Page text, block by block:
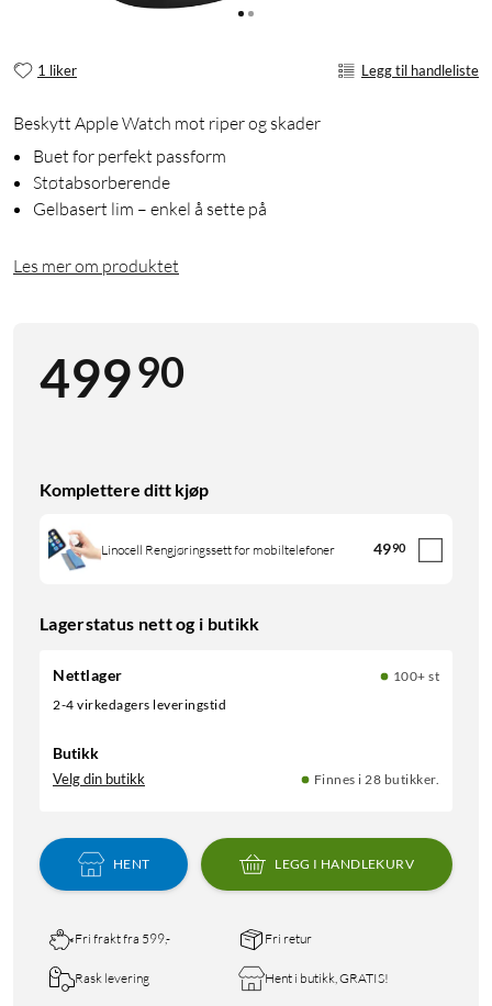
1 liker Legg til handleliste
Beskytt Apple Watch mot riper og skader
Buet for perfekt passform
Støtabsorberende
Gelbasert lim – enkel å sette på
Les mer om produktet
49990
Komplettere ditt kjøp
Linocell Rengjøringssett for mobiltelefoner 4990
Lagerstatus nett og i butikk
Nettlager
100+ st
2-4 virkedagers leveringstid
Butikk
Velg din butikk Finnes i 28 butikker.
HENT LEGG I HANDLEKURV
Fri frakt fra 599,- Fri retur
Rask levering Hent i butikk, GRATIS!